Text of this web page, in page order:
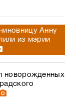
Анну
из мэрии
новорожденных